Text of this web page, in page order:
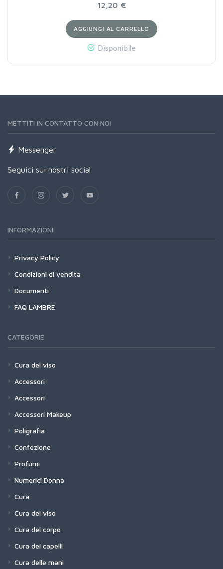
12,20 €
AGGIUNGI AL CARRELLO
Disponibile
METTITI IN CONTATTO CON NOI
Messenger
Seguici sui nostri social
INFORMAZIONI
Privacy Policy
Condizioni di vendita
Documenti
FAQ LAMBRE
CATEGORIE
Cura del viso
Accessori
Accessori
Accessori Makeup
Poligrafia
Confezione
Profumi
Numerici Donna
Cura
Cura del viso
Cura del corpo
Cura dei capelli
Cura delle mani